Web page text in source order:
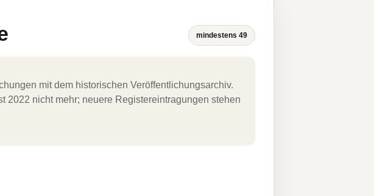
mindestens 49
mit dem historischen Veröffentlichungsarchiv.
2022 nicht mehr; neuere Registereintragungen stehen